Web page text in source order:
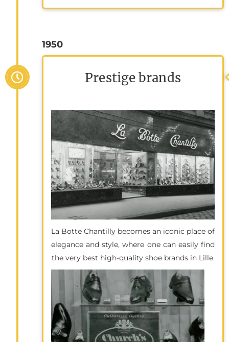
1950
Prestige brands
La Botte Chantilly becomes an iconic place of
elegance and style, where one can easily find
the very best high-quality shoe brands in Lille.